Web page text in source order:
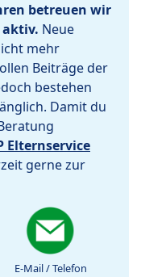
betreuen wir
aktiv. Neue
mehr
Beiträge der
bestehen
Damit du
Elternservice
gerne zur
E-Mail / Telefon